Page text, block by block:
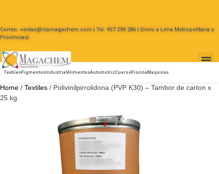
Correo: ventas@ciamagachem.com | Tel: 957 290 286 | Envío a Lima Metropolitana y
Provincias|
Textiles Pigmentos Industrial AlimentosAutomotrizCueros Piscina Maquinas
Home / Textiles / Polivinilpirrolidona (PVP K30) – Tambor de carton x
25 kg